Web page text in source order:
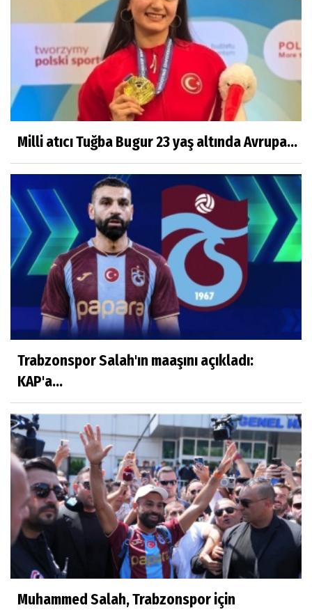
Milli atıcı Tuğba Bugur 23 yaş altında Avrupa...
Trabzonspor Salah'ın maaşını açıkladı:
KAP'a...
Muhammed Salah, Trabzonspor için